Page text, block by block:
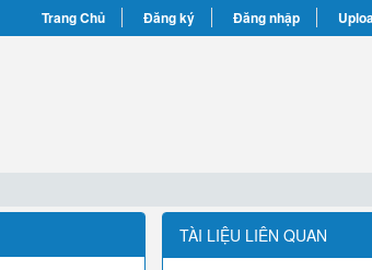
Trang Chủ Đăng ký Đăng nhập
TÀI LIỆU LIÊN QUAN